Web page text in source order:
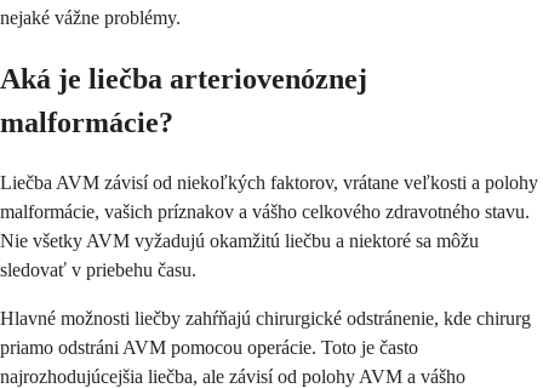
nejaké vážne problémy.
Aká je liečba arteriovenóznej
malformácie?
Liečba AVM závisí od niekoľkých faktorov, vrátane veľkosti a polohy
malformácie, vašich príznakov a vášho celkového zdravotného stavu.
Nie všetky AVM vyžadujú okamžitú liečbu a niektoré sa môžu
sledovať v priebehu času.
Hlavné možnosti liečby zahŕňajú chirurgické odstránenie, kde chirurg
priamo odstráni AVM pomocou operácie. Toto je často
najrozhodujúcejšia liečba, ale závisí od polohy AVM a vášho